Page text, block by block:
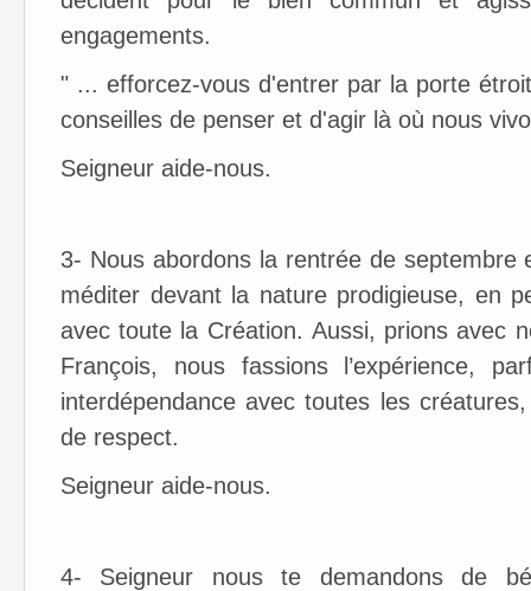
engagements.
" ... efforcez-vous d'entrer par la porte
conseilles de penser et d'agir là où nous
Seigneur aide-nous.
3- Nous abordons la rentrée de
méditer devant la nature prodigieuse, en
avec toute la Création. Aussi, prions avec
François, nous fassions l’expérience,
interdépendance avec toutes les
de respect.
Seigneur aide-
4- Seigneur nous te demandons de